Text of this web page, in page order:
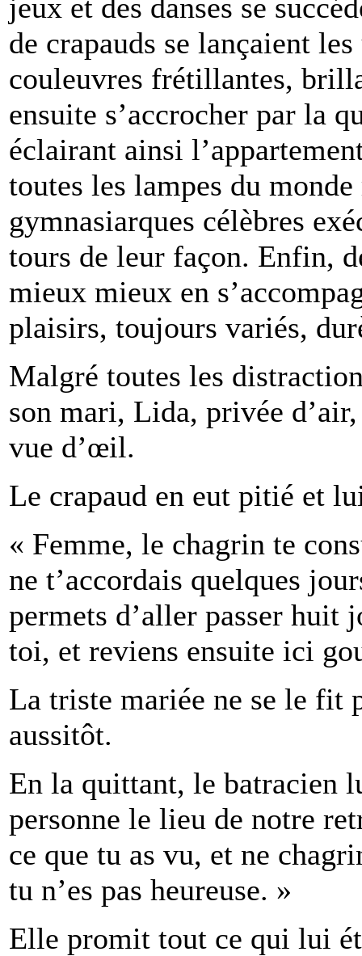
jeux et des danses se
de crapauds se lançaient
couleuvres frétillantes,
ensuite s’accrocher par la
éclairant ainsi
toutes les lampes du
gymnasiarques célèbres
tours de leur façon. Enfin,
mieux mieux en
plaisirs, toujours variés,
Malgré toutes les
son mari, Lida, privée
vue d’œil.
Le crapaud en eut pitié et
« Femme, le chagrin te
ne t’accordais quelques
permets d’aller passer huit
toi, et reviens ensuite ici
La triste mariée ne se le fit
aussitôt.
En la quittant, le batracien
personne le lieu de notre
ce que tu as vu, et ne
tu n’es pas heureuse. »
Elle promit tout ce qui lui